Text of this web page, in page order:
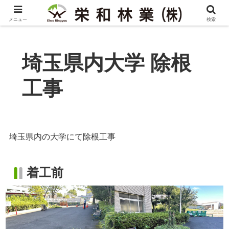
埼玉県内大学 除根
工事
埼玉県内の大学にて除根工事
着工前
メニュー 検索